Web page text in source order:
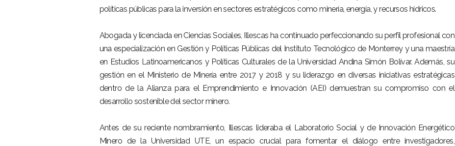
políticas públicas para la inversión en sectores estratégicos como minería, energía, y recursos hídricos.
Abogada y licenciada en Ciencias Sociales, Illescas ha continuado perfeccionando su perfil profesional con
una especialización en Gestión y Políticas Públicas del Instituto Tecnológico de Monterrey y una maestría
en Estudios Latinoamericanos y Políticas Culturales de la Universidad Andina Simón Bolívar. Además, su
gestión en el Ministerio de Minería entre 2017 y 2018 y su liderazgo en diversas iniciativas estratégicas
dentro de la Alianza para el Emprendimiento e Innovación (AEI) demuestran su compromiso con el
desarrollo sostenible del sector minero.
Antes de su reciente nombramiento, Illescas lideraba el Laboratorio Social y de Innovación Energético
Minero de la Universidad UTE, un espacio crucial para fomentar el diálogo entre investigadores,